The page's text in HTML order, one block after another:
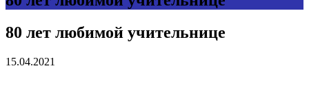
80 лет любимой учительнице
15.04.2021